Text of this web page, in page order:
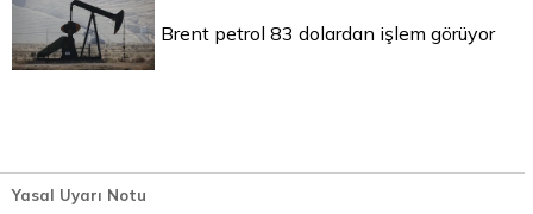
Brent petrol 83 dolardan işlem görüyor
Yasal Uyarı Notu